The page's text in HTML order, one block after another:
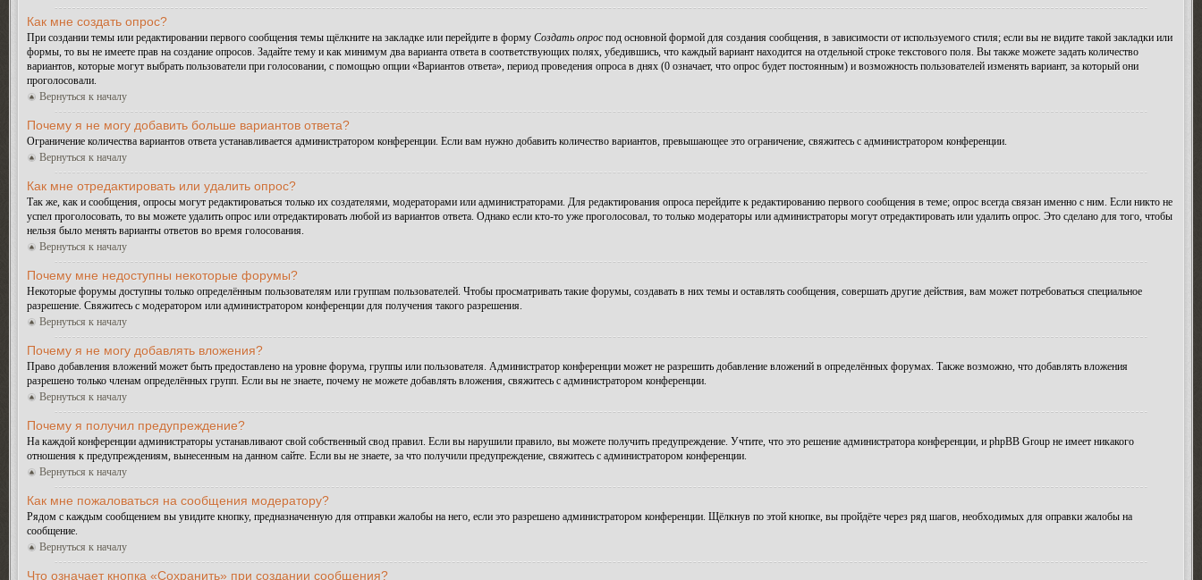
Как мне создать опрос?
При создании темы или редактировании первого сообщения темы щёлкните на закладке или перейдите в форму Создать опроспод основной формой для создания сообщения, в зависимости от используемого стиля; если вы не видите такой закладки или
формы, то вы не имеете прав на создание опросов. Задайте тему и как минимум два варианта ответа в соответствующих полях, убедившись, что каждый вариант находится на отдельной строке текстового поля. Вы также можете задать количество
вариантов, которые могут выбрать пользователи при голосовании, с помощью опции «Вариантов ответа», период проведения опроса в днях (0 означает, что опрос будет постоянным) и возможность пользователей изменять вариант, за который они
проголосовали.
Вернуться к началу
Почему я не могу добавить больше вариантов ответа?
Ограничение количества вариантов ответа устанавливается администратором конференции. Если вам нужно добавить количество вариантов, превышающее это ограничение, свяжитесь с администратором конференции.
Вернуться к началу
Как мне отредактировать или удалить опрос?
Так же, как и сообщения, опросы могут редактироваться только их создателями, модераторами или администраторами. Для редактирования опроса перейдите к редактированию первого сообщения в теме; опрос всегда связан именно с ним. Если никто не
успел проголосовать, то вы можете удалить опрос или отредактировать любой из вариантов ответа. Однако если кто-то уже проголосовал, то только модераторы или администраторы могут отредактировать или удалить опрос. Это сделано для того, чтобы
нельзя было менять варианты ответов во время голосования.
Вернуться к началу
Почему мне недоступны некоторые форумы?
Некоторые форумы доступны только определённым пользователям или группам пользователей. Чтобы просматривать такие форумы, создавать в них темы и оставлять сообщения, совершать другие действия, вам может потребоваться специальное
разрешение. Свяжитесь с модератором или администратором конференции для получения такого разрешения.
Вернуться к началу
Почему я не могу добавлять вложения?
Право добавления вложений может быть предоставлено на уровне форума, группы или пользователя. Администратор конференции может не разрешить добавление вложений в определённых форумах. Также возможно, что добавлять вложения
разрешено только членам определённых групп. Если вы не знаете, почему не можете добавлять вложения, свяжитесь с администратором конференции.
Вернуться к началу
Почему я получил предупреждение?
На каждой конференции администраторы устанавливают свой собственный свод правил. Если вы нарушили правило, вы можете получить предупреждение. Учтите, что это решение администратора конференции, и phpBB Group не имеет никакого
отношения к предупреждениям, вынесенным на данном сайте. Если вы не знаете, за что получили предупреждение, свяжитесь с администратором конференции.
Вернуться к началу
Как мне пожаловаться на сообщения модератору?
Рядом с каждым сообщением вы увидите кнопку, предназначенную для отправки жалобы на него, если это разрешено администратором конференции. Щёлкнув по этой кнопке, вы пройдёте через ряд шагов, необходимых для оправки жалобы на
сообщение.
Вернуться к началу
Что означает кнопка «Сохранить» при создании сообщения?